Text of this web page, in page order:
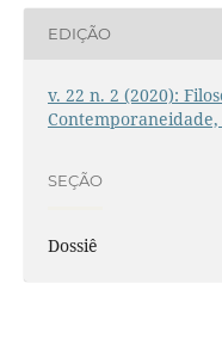
EDIÇÃO
v. 22 n. 2 (2020):
SEÇÃO
Dossiê